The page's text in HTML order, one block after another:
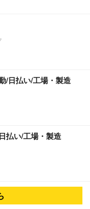
/日払い/工場・製造
払い/工場・製造